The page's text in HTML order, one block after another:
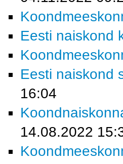
Eesti naiskond
Eesti naiskond
16:04
14.08.2022